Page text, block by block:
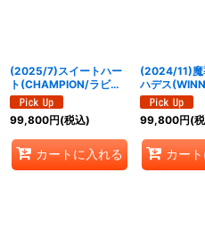
(2025/7)スイートハー
ト(CHAMPION/ラビ
ィ・ダーリンイラスト)
【C】{BSC33-RV001}
《黄》
99,800円(税込)
カートに入れる
(2024/11)魔
ハデス
X】{BS68-
《紫》
99,800円(
カー